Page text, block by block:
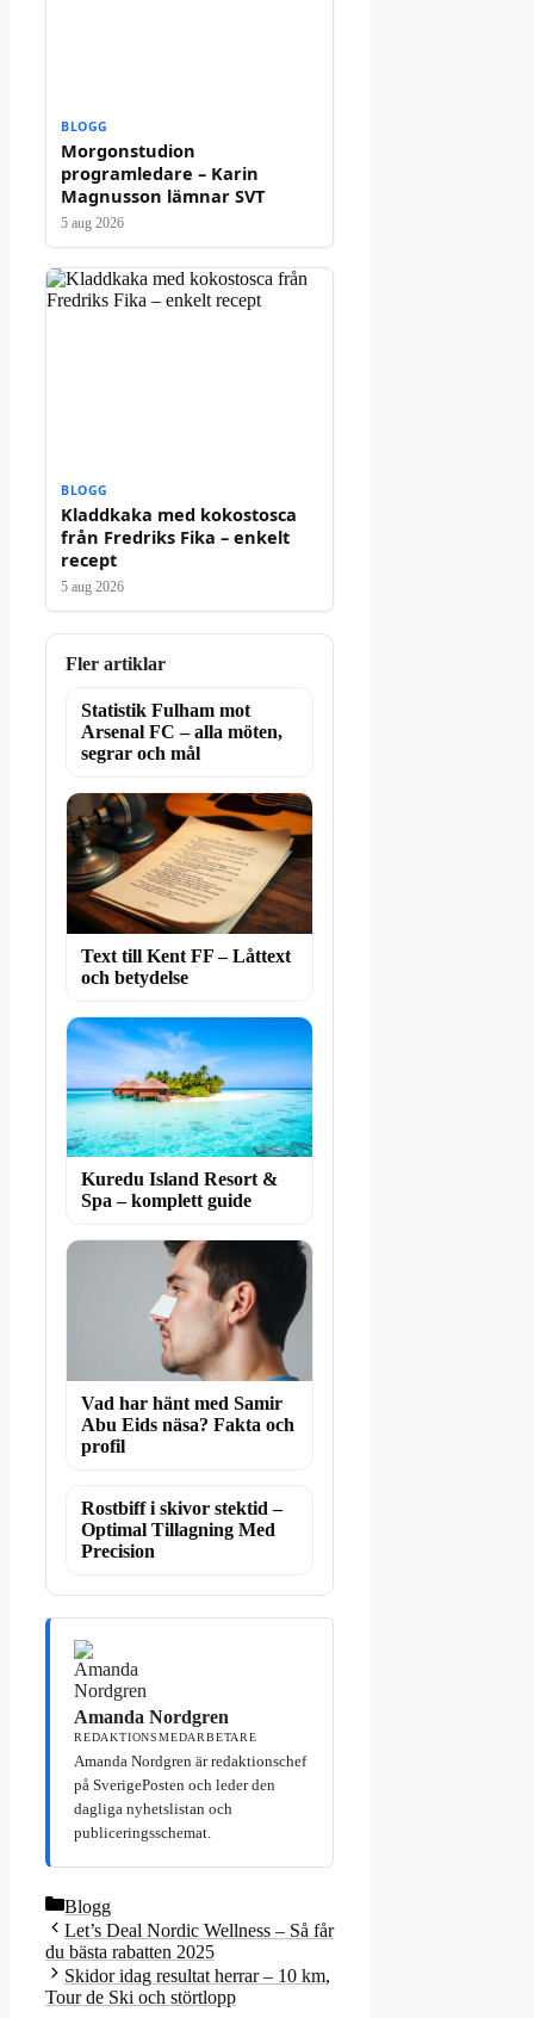
BLOGG
Morgonstudion
programledare – Karin
Magnusson lämnar SVT
5 aug 2026
BLOGG
Kladdkaka med kokostosca
från Fredriks Fika – enkelt
recept
5 aug 2026
Fler artiklar
Statistik Fulham mot
Arsenal FC – alla möten,
segrar och mål
Text till Kent FF – Låttext
och betydelse
Kuredu Island Resort &
Spa – komplett guide
Vad har hänt med Samir
Abu Eids näsa? Fakta och
profil
Rostbiff i skivor stektid –
Optimal Tillagning Med
Precision
Amanda Nordgren
REDAKTIONSMEDARBETARE
Amanda Nordgren är redaktionschef
på SverigePosten och leder den
dagliga nyhetslistan och
publiceringsschemat.
Kategorier
Blogg
Let’s Deal Nordic Wellness – Så får
du bästa rabatten 2025
Skidor idag resultat herrar – 10 km,
Tour de Ski och störtlopp